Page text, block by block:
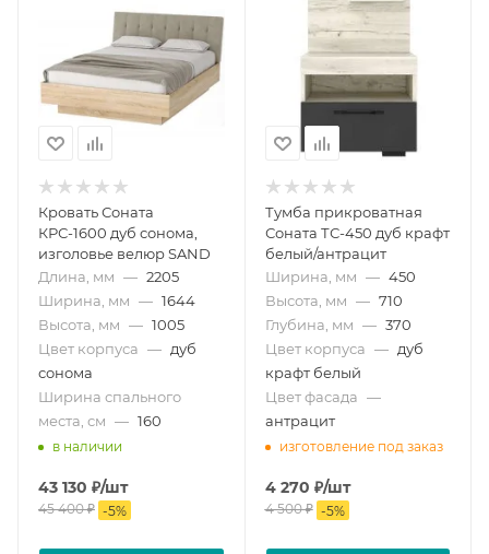
Кровать Соната
КРС-1600 дуб сонома,
изголовье велюр SAND
Длина, мм — 2205
Ширина, мм — 1644
Высота, мм — 1005
Цвет корпуса — дуб
сонома
Ширина спального
места, см — 160
в наличии
43 130 ₽/шт
45 400₽ -5%
Тумба прикроватная
Соната ТС-450 дуб крафт
белый/антрацит
Ширина, мм — 450
Высота, мм — 710
Глубина, мм — 370
Цвет корпуса — дуб
крафт белый
Цвет фасада —
антрацит
изготовление под заказ
4 270 ₽/шт
4 500₽ -5%